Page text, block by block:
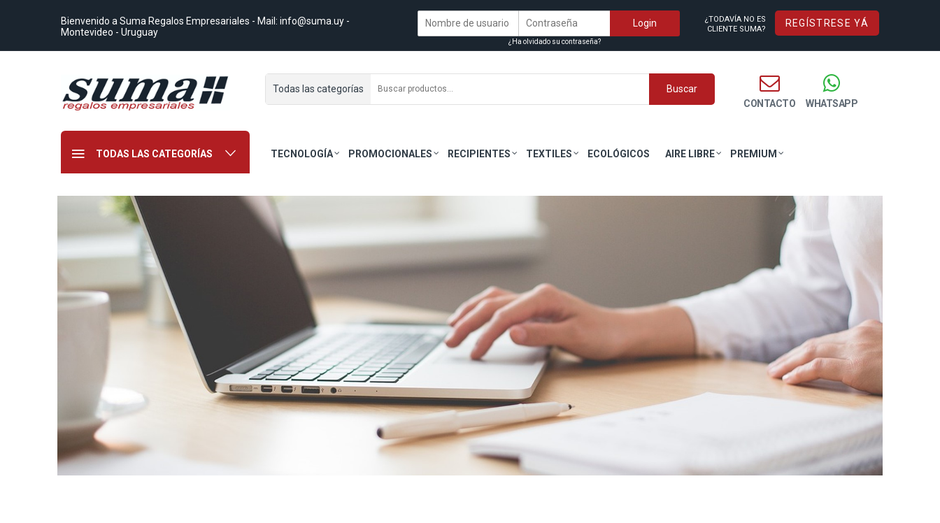
Bienvenido a Suma Regalos Empresariales - Mail: info@suma.uy -
Montevideo - Uruguay
¿Ha olvidado su contraseña?
¿TODAVÍA NO ES
CLIENTE SUMA?
REGÍSTRESE YÁ
WHATSAPP
CONTACTO
Todas las categorías Buscar
TODAS LAS CATEGORÍAS TECNOLOGÍA PROMOCIONALES RECIPIENTES TEXTILES ECOLÓGICOS AIRE LIBRE PREMIUM